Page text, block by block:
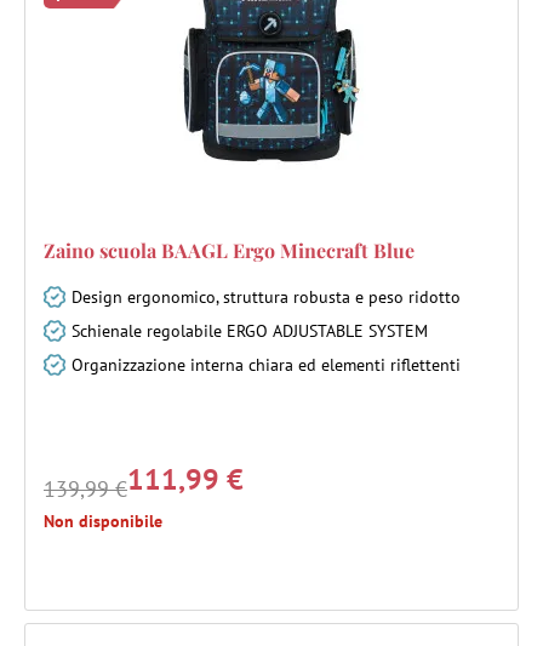
Zaino scuola BAAGL Ergo Minecraft Blue
Design ergonomico, struttura robusta e peso ridotto
Schienale regolabile ERGO ADJUSTABLE SYSTEM
Organizzazione interna chiara ed elementi riflettenti
139,99 €111,99 €
Non disponibile